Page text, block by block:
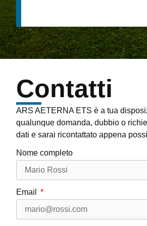
Contatti
ARS AETERNA ETS è a tua
qualunque domanda, dubbio o
dati e sarai ricontattato appena
Nome completo
Email